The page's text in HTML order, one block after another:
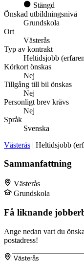
Stängd
Önskad utbildningsnivå
Grundskola
Ort
Västerås
Typ av kontrakt
Heltidsjobb
Körkort önskas
Nej
Tillgång till bil önskas
Nej
Personligt brev krävs
Nej
Språk
Svenska
Västerås | Heltidsjobb
Sammanfattning
Västerås
Grundskola
Få liknande
Ange nedan vart du
postadress!